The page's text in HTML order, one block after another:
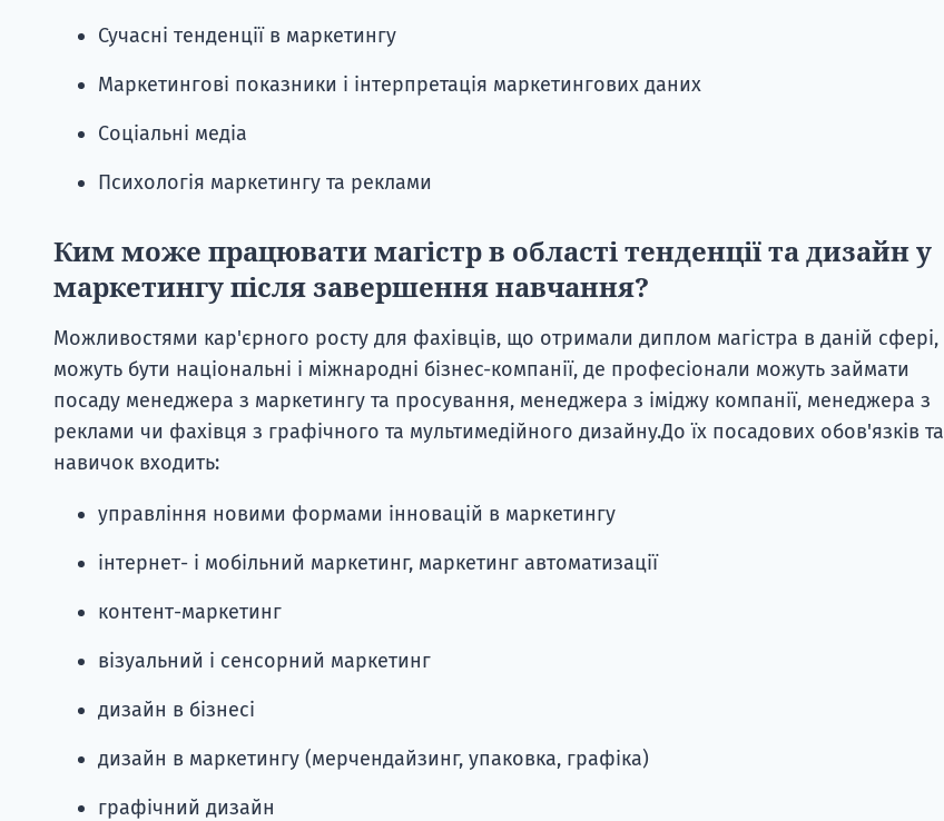
Сучасні тенденції в маркетингу
Маркетингові показники і інтерпретація маркетингових даних
Соціальні медіа
Психологія маркетингу та реклами
Ким може працювати магістр в області тенденції та дизайн у
маркетингу після завершення навчання?
Можливостями кар'єрного росту для фахівців, що отримали диплом магістра в даній сфері,
можуть бути національні і міжнародні бізнес-компанії, де професіонали можуть займати
посаду менеджера з маркетингу та просування, менеджера з іміджу компанії, менеджера з
реклами чи фахівця з графічного та мультимедійного дизайну.До їх посадових обов'язків та
навичок входить:
управління новими формами інновацій в маркетингу
інтернет- і мобільний маркетинг, маркетинг автоматизації
контент-маркетинг
візуальний і сенсорний маркетинг
дизайн в бізнесі
дизайн в маркетингу (мерчендайзинг, упаковка, графіка)
графічний дизайн